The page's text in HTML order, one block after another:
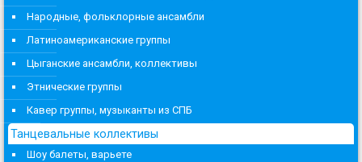
Народные, фольклорные ансамбли
Латиноамериканские группы
Цыганские ансамбли, коллективы
Этнические группы
Кавер группы, музыканты из СПБ
Танцевальные коллективы
Шоу балеты, варьете